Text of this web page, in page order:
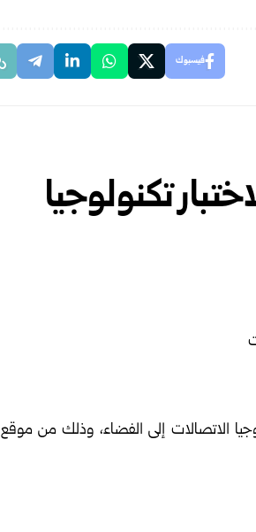
فيسبوك
تكنولوجيا
‏الاتصالات إلى الفضاء، وذلك من موقع